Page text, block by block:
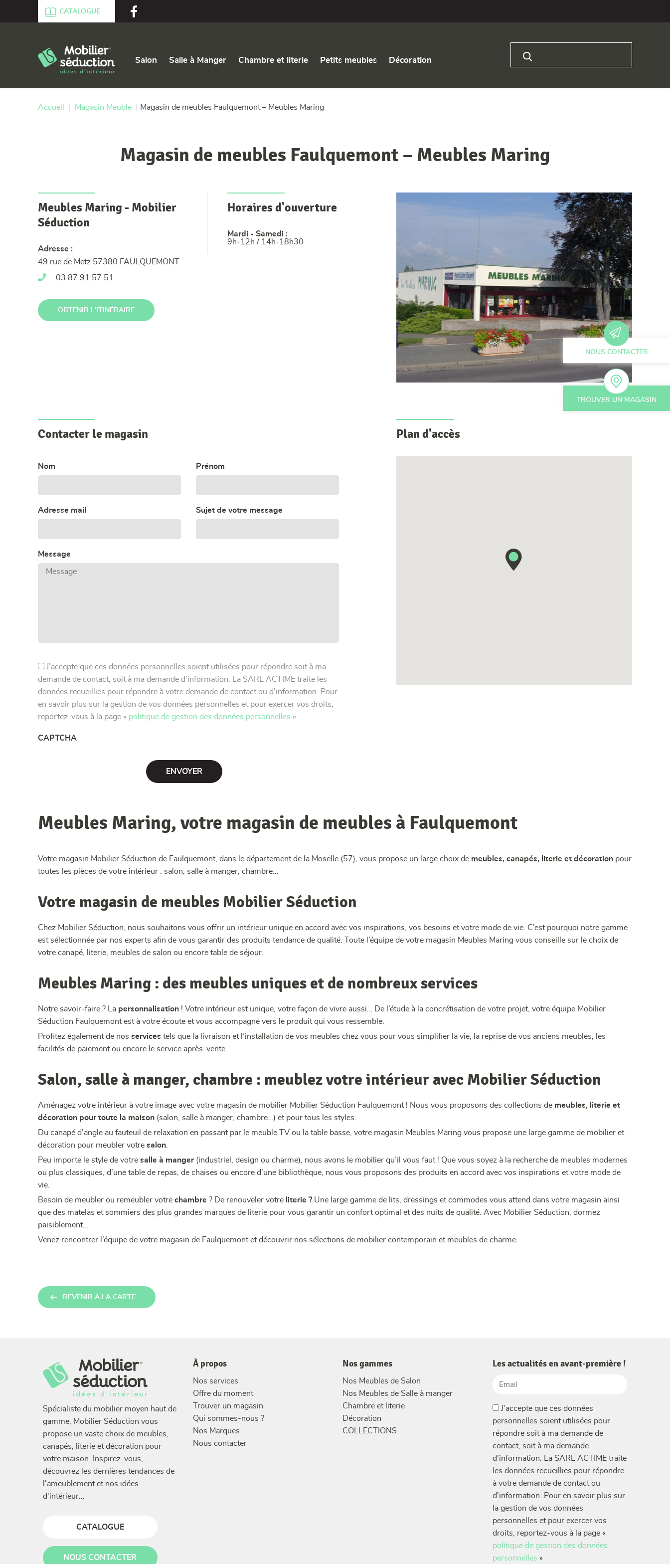
Aller au menu
NOUS CONTACTER
TROUVER UN MAGASIN
CATALOGUE
auSalon Salle à Manger Chambre et literie Petits meubles Décoration
Accueil Magasin Meuble Magasin de meubles Faulquemont – Meubles Maring
Magasin de meubles Faulquemont – Meubles Maring
Meubles Maring - Mobilier
Séduction
Adresse :
49 rue de Metz 57380 FAULQUEMONT
03 87 91 57 51
OBTENIR L'ITINÉRAIRE
Horaires d'ouverture
Mardi - Samedi :
9h-12h / 14h-18h30
Contacter le magasin
Nom Prénom
Adresse mail Sujet de votre message
Message
J’accepte que ces données personnelles soient utilisées pour répondre soit à ma
demande de contact, soit à ma demande d’information. La SARL ACTIME traite les
données recueillies pour répondre à votre demande de contact ou d’information. Pour
en savoir plus sur la gestion de vos données personnelles et pour exercer vos droits,
reportez-vous à la page « politique de gestion des données personnelles »
CAPTCHA
Plan d'accès
Meubles Maring, votre magasin de meubles à Faulquemont
Votre magasin Mobilier Séduction de Faulquemont, dans le département de la Moselle (57), vous propose un large choix de meubles, canapés, literie et décoration pour
toutes les pièces de votre intérieur : salon, salle à manger, chambre…
Votre magasin de meubles Mobilier Séduction
Chez Mobilier Séduction, nous souhaitons vous offrir un intérieur unique en accord avec vos inspirations, vos besoins et votre mode de vie. C’est pourquoi notre gamme
est sélectionnée par nos experts afin de vous garantir des produits tendance de qualité. Toute l’équipe de votre magasin Meubles Maring vous conseille sur le choix de
votre canapé, literie, meubles de salon ou encore table de séjour.
Meubles Maring : des meubles uniques et de nombreux services
Notre savoir-faire ? La personnalisation ! Votre intérieur est unique, votre façon de vivre aussi… De l’étude à la concrétisation de votre projet, votre équipe Mobilier
Séduction Faulquemont est à votre écoute et vous accompagne vers le produit qui vous ressemble.
Profitez également de nos services tels que la livraison et l’installation de vos meubles chez vous pour vous simplifier la vie, la reprise de vos anciens meubles, les
facilités de paiement ou encore le service après-vente.
Salon, salle à manger, chambre : meublez votre intérieur avec Mobilier Séduction
Aménagez votre intérieur à votre image avec votre magasin de mobilier Mobilier Séduction Faulquemont ! Nous vous proposons des collections de meubles, literie et
décoration pour toute la maison (salon, salle à manger, chambre…) et pour tous les styles.
Du canapé d’angle au fauteuil de relaxation en passant par le meuble TV ou la table basse, votre magasin Meubles Maring vous propose une large gamme de mobilier et
décoration pour meubler votre salon
Peu importe le style de votre salle à manger(industriel, design ou charme), nous avons le mobilier qu’il vous faut ! Que vous soyez à la recherche de meubles modernes
ou plus classiques, d’une table de repas, de chaises ou encore d’une bibliothèque, nous vous proposons des produits en accord avec vos inspirations et votre mode de
vie.
Besoin de meubler ou remeubler votre chambre ? De renouveler votre literie ? Une large gamme de lits, dressings et commodes vous attend dans votre magasin ainsi
que des matelas et sommiers des plus grandes marques de literie pour vous garantir un confort optimal et des nuits de qualité. Avec Mobilier Séduction, dormez
paisiblement…
Venez rencontrer l’équipe de votre magasin de Faulquemont et découvrir nos sélections de mobilier contemporain et meubles de charme.
REVENIR À LA CARTE
Spécialiste du mobilier moyen haut de
gamme, Mobilier Séduction vous
propose un vaste choix de meubles,
canapés, literie et décoration pour
votre maison. Inspirez-vous,
découvrez les dernières tendances de
l'ameublement et nos idées
d'intérieur...
CATALOGUE
NOUS CONTACTER
À propos
Nos services
Offre du moment
Trouver un magasin
Qui sommes-nous ?
Nos Marques
Nous contacter
Nos gammes
Nos Meubles de Salon
Nos Meubles de Salle à manger
Chambre et literie
Décoration
COLLECTIONS
Les actualités en avant-première !
Email
(Nécessaire)
J’accepte que ces données
personnelles soient utilisées pour
répondre soit à ma demande de
contact, soit à ma demande
d’information. La SARL ACTIME traite
les données recueillies pour répondre
à votre demande de contact ou
d’information. Pour en savoir plus sur
la gestion de vos données
personnelles et pour exercer vos
droits, reportez-vous à la page «
politique de gestion des données
personnelles »